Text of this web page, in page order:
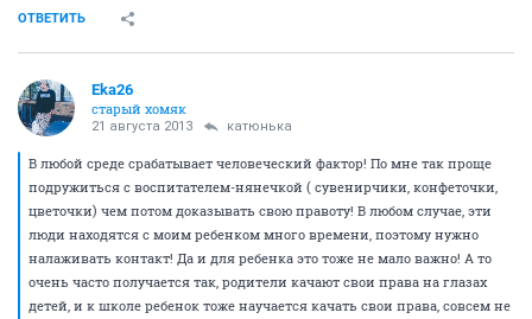
ОТВЕТИТЬ
Eka26
старый хомяк
21 августа 2013 катюнька
В любой среде срабатывает человеческий фактор! По мне так проще
подружиться с воспитателем-нянечкой ( сувенирчики, конфеточки,
цветочки) чем потом доказывать свою правоту! В любом случае, эти
люди находятся с моим ребенком много времени, поэтому нужно
налаживать контакт! Да и для ребенка это тоже не мало важно! А то
очень часто получается так, родители качают свои права на глазах
детей, и к школе ребенок тоже научается качать свои права, совсем не